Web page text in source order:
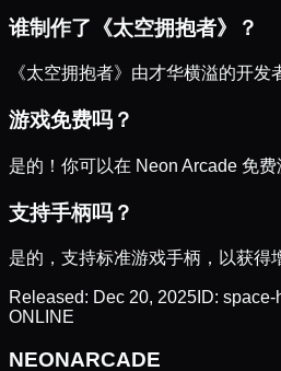
谁制作了《太空拥抱者》？
《太空拥抱者》由才华横溢的开发
游戏免费吗？
是的！你可以在 Neon Arcade 免
支持手柄吗？
是的，支持标准游戏手柄，以获得
Released: Dec 20, 2025 ID: space-
ONLINE
NEONARCADE